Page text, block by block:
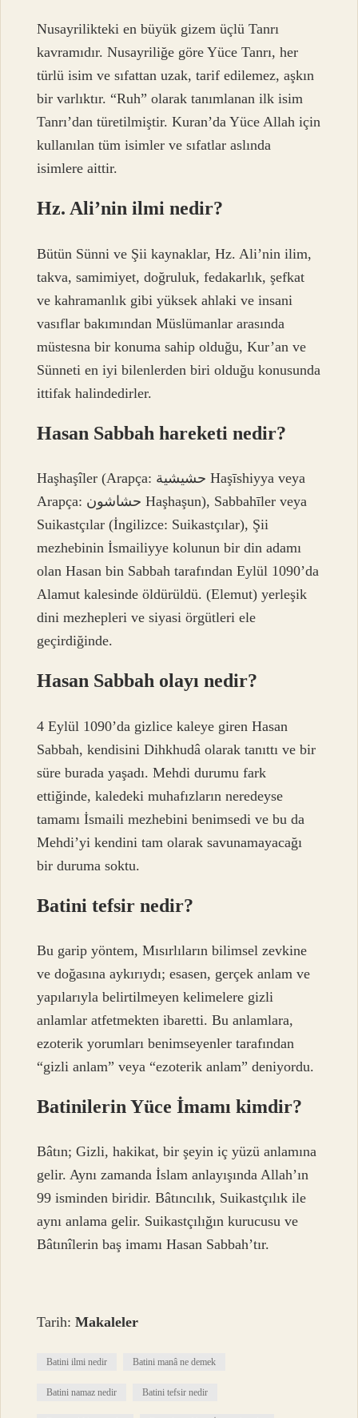
Nusayrilikteki en büyük gizem üçlü Tanrı
kavramıdır. Nusayriliğe göre Yüce Tanrı, her
türlü isim ve sıfattan uzak, tarif edilemez, aşkın
bir varlıktır. “Ruh” olarak tanımlanan ilk isim
Tanrı’dan türetilmiştir. Kuran’da Yüce Allah için
kullanılan tüm isimler ve sıfatlar aslında
isimlere aittir.
Hz. Ali’nin ilmi nedir?
Bütün Sünni ve Şii kaynaklar, Hz. Ali’nin ilim,
takva, samimiyet, doğruluk, fedakarlık, şefkat
ve kahramanlık gibi yüksek ahlaki ve insani
vasıflar bakımından Müslümanlar arasında
müstesna bir konuma sahip olduğu, Kur’an ve
Sünneti en iyi bilenlerden biri olduğu konusunda
ittifak halindedirler.
Hasan Sabbah hareketi nedir?
Haşhaşîler (Arapça: حشیشیة Haşīshiyya veya
Arapça: حشاشون Haşhaşun), Sabbahīler veya
Suikastçılar (İngilizce: Suikastçılar), Şii
mezhebinin İsmailiyye kolunun bir din adamı
olan Hasan bin Sabbah tarafından Eylül 1090’da
Alamut kalesinde öldürüldü. (Elemut) yerleşik
dini mezhepleri ve siyasi örgütleri ele
geçirdiğinde.
Hasan Sabbah olayı nedir?
4 Eylül 1090’da gizlice kaleye giren Hasan
Sabbah, kendisini Dihkhudâ olarak tanıttı ve bir
süre burada yaşadı. Mehdi durumu fark
ettiğinde, kaledeki muhafızların neredeyse
tamamı İsmaili mezhebini benimsedi ve bu da
Mehdi’yi kendini tam olarak savunamayacağı
bir duruma soktu.
Batini tefsir nedir?
Bu garip yöntem, Mısırlıların bilimsel zevkine
ve doğasına aykırıydı; esasen, gerçek anlam ve
yapılarıyla belirtilmeyen kelimelere gizli
anlamlar atfetmekten ibaretti. Bu anlamlara,
ezoterik yorumları benimseyenler tarafından
“gizli anlam” veya “ezoterik anlam” deniyordu.
Batinilerin Yüce İmamı kimdir?
Bâtın; Gizli, hakikat, bir şeyin iç yüzü anlamına
gelir. Aynı zamanda İslam anlayışında Allah’ın
99 isminden biridir. Bâtıncılık, Suikastçılık ile
aynı anlama gelir. Suikastçılığın kurucusu ve
Bâtınîlerin baş imamı Hasan Sabbah’tır.
Tarih:Makaleler
Batini ilmi nedir Batini manâ ne demek
Batini namaz nedir Batini tefsir nedir